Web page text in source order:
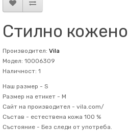
Стилно кожено
Производител: Vila
Модел: 10006309
Наличност: 1
Наш размер - S
Размер на етикет - M
Сайт на производител - vila.com/
Състав - естествена кожа 100 %
Състояние - Без следи от употреба.